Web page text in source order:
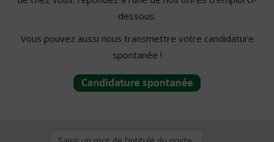
dessous.
Vous pouvez aussi nous transmettre votre candidature
spontanée !